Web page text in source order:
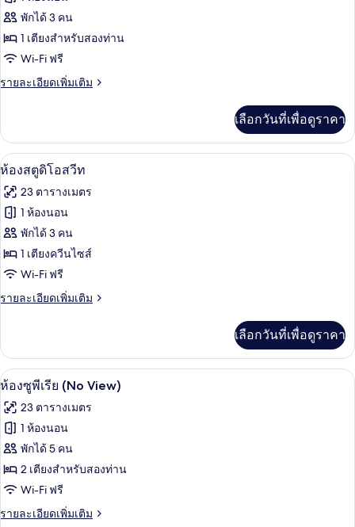
ไม่มี
หน้าต่าง
ของ
ห้อง
ดับเบิล,
ไม่มี
พักได้ 3 คน
1 เตียงสำหรับสองท่าน
Wi-Fi ฟรี
รายละเอียดเพิ่มเติม
ราย
เกี่ยว
กับ
ห้อง
ไม่มี
หน้าต่าง
เลือกวันที่เพื่อดูราคา
เปิด
ภาพถ่าย
ทั้งหมด
ของ
ห้อง
สตู
ดิ
สวีท
ห้องสตูดิโอสวีท | เครื่องนอนระดับพรี
15
ห้องสตูดิโอสวีท
23 ตารางเมตร
1 ห้องนอน
พักได้ 3 คน
1 เตียงควีนไซส์
Wi-Fi ฟรี
รายละเอียดเพิ่มเติม
ราย
เกี่ยว
กับ
ห้อง
ดิ
โอ
สวี
ท
เลือกวันที่เพื่อดูราคา
เปิด
ภาพถ่าย
ทั้งหมด
ของ
ห้อง
ซู
พี
ห้องซูพีเรีย (No View) | เครื่องนอนร
5
ห้องซูพีเรีย (No View)
23 ตารางเมตร
1 ห้องนอน
พักได้ 5 คน
2 เตียงสำหรับสองท่าน
Wi-Fi ฟรี
รายละเอียดเพิ่มเติม
ราย